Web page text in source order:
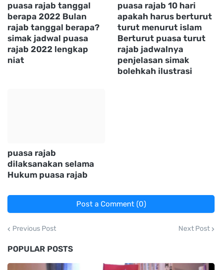
puasa rajab tanggal
berapa 2022 Bulan
rajab tanggal berapa?
simak jadwal puasa
rajab 2022 lengkap
niat
puasa rajab 10 hari
apakah harus berturut
turut menurut islam
Berturut puasa turut
rajab jadwalnya
penjelasan simak
bolehkah ilustrasi
puasa rajab
dilaksanakan selama
Hukum puasa rajab
Post a Comment (0)
Previous Post Next Post
POPULAR POSTS